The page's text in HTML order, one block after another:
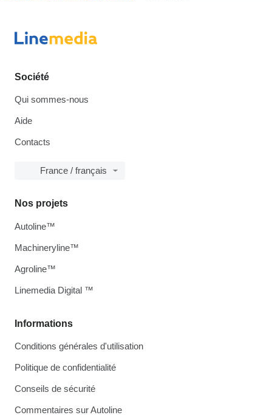
Société
Qui sommes-nous
Aide
Contacts
France / français
Informations
Conditions générales d'utilisation
Politique de confidentialité
Conseils de sécurité
Commentaires sur Autoline
Nos projets
Autoline™
Machineryline™
Agroline™
Linemedia Digital ™